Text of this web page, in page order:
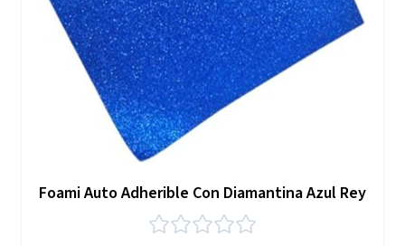
Foami Auto Adherible Con Diamantina Azul Rey